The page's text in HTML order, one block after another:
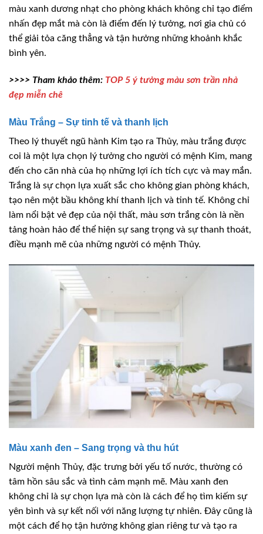
màu xanh dương nhạt cho phòng khách không chỉ tạo điểm
nhấn đẹp mắt mà còn là điểm đến lý tưởng, nơi gia chủ có
thể giải tỏa căng thẳng và tận hưởng những khoảnh khắc
bình yên.
>>>> Tham khảo thêm: TOP 5 ý tưởng màu sơn trần nhà
đẹp miễn chê
Màu Trắng – Sự tinh tế và thanh lịch
Theo lý thuyết ngũ hành Kim tạo ra Thủy, màu trắng được
coi là một lựa chọn lý tưởng cho người có mệnh Kim, mang
đến cho căn nhà của họ những lợi ích tích cực và may mắn.
Trắng là sự chọn lựa xuất sắc cho không gian phòng khách,
tạo nên một bầu không khí thanh lịch và tinh tế. Không chỉ
làm nổi bật vẻ đẹp của nội thất, màu sơn trắng còn là nền
tảng hoàn hảo để thể hiện sự sang trọng và sự thanh thoát,
điều mạnh mẽ của những người có mệnh Thủy.
Màu xanh đen – Sang trọng và thu hút
Người mệnh Thủy, đặc trưng bởi yếu tố nước, thường có
tâm hồn sâu sắc và tình cảm mạnh mẽ. Màu xanh đen
không chỉ là sự chọn lựa mà còn là cách để họ tìm kiếm sự
yên bình và sự kết nối với năng lượng tự nhiên. Đây cũng là
một cách để họ tận hưởng không gian riêng tư và tạo ra